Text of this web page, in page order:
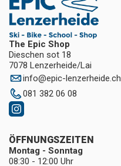
The Epic Shop
Dieschen sot 18
7078 Lenzerheide/Lai
info@epic-lenzerheide.ch
081 382 06 08
ÖFFNUNGSZEITEN
Montag - Sonntag
08:30 - 12:00 Uhr